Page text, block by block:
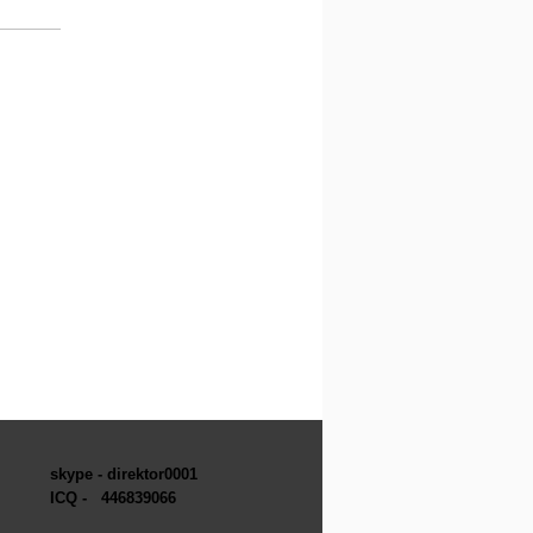
skype - direktor0001
ICQ - 446839066